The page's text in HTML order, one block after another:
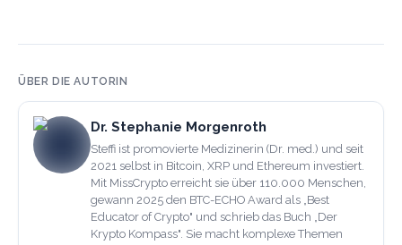
ÜBER DIE AUTORIN
Dr. Stephanie Morgenroth
Steffi ist promovierte Medizinerin (Dr. med.) und seit
2021 selbst in Bitcoin, XRP und Ethereum investiert.
Mit MissCrypto erreicht sie über 110.000 Menschen,
gewann 2025 den BTC-ECHO Award als „Best
Educator of Crypto" und schrieb das Buch „Der
Krypto Kompass". Sie macht komplexe Themen